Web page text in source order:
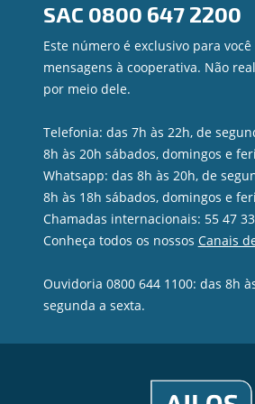
Ouvidoria
SAC 0800 647 2200
Este número é exclusivo para
mensagens à cooperativa. Não
por meio dele.
Telefonia: das 7h às 22h, de
8h às 20h sábados, domingos e
Whatsapp: das 8h às 20h, de
8h às 18h sábados, domingos e
Chamadas internacionais: 55 47
Conheça todos os nossos Canais
Ouvidoria 0800 644 1100: das 8h
segunda a sexta.